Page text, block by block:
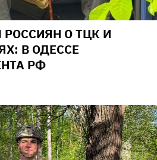
О ТЦК И
В ОДЕССЕ
РФ